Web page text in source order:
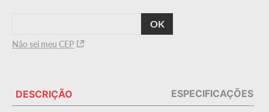
Não sei meu CEP
CALCULAR
O FRETE
DESCRIÇÃO ESPECIFICAÇÕES